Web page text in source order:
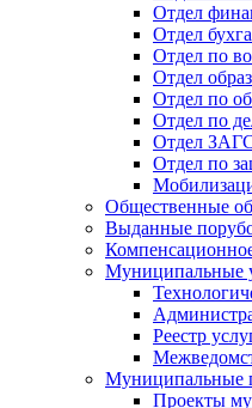
Отдел
Отдел
Отдел по
Отдел
Отдел по
Отдел по
Отдел
Отдел по
Общественные
Выданные
Муниципальные
Реестр
Муниципальные
Проекты